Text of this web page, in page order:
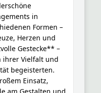
in
Formen –
Herzen und
Gestecke** –
ihrer Vielfalt und
begeisterten.
Einsatz,